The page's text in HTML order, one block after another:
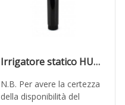
Irrigatore statico HUNTER modello PSU-04 15A alzo cm 10
N.B. Per avere la certezza
della disponibilità del